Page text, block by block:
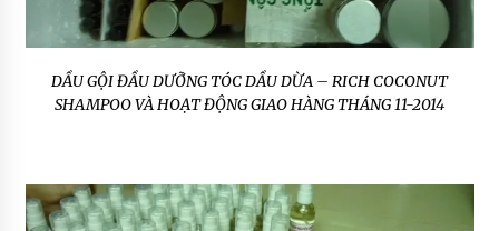
DẦU GỘI ĐẦU DƯỠNG TÓC DẦU DỪA – RICH COCONUT
SHAMPOO VÀ HOẠT ĐỘNG GIAO HÀNG THÁNG 11-2014